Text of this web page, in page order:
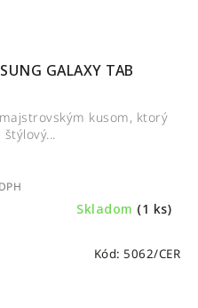
GALAXY TAB
Skladom (1 ks)
kusom, ktorý
Kód: 5062/CER